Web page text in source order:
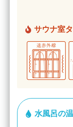
サウナ室
水風呂の